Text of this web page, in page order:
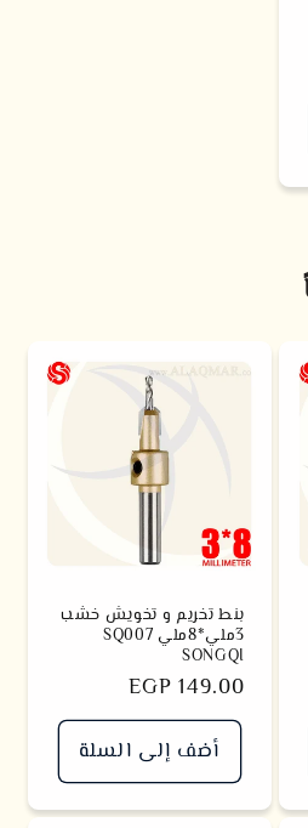
بنط تخريم و تخويش خشب
3ملي*8ملي SQ007
SONGQI
سعر
EGP 149.00
أضف إلى السلة